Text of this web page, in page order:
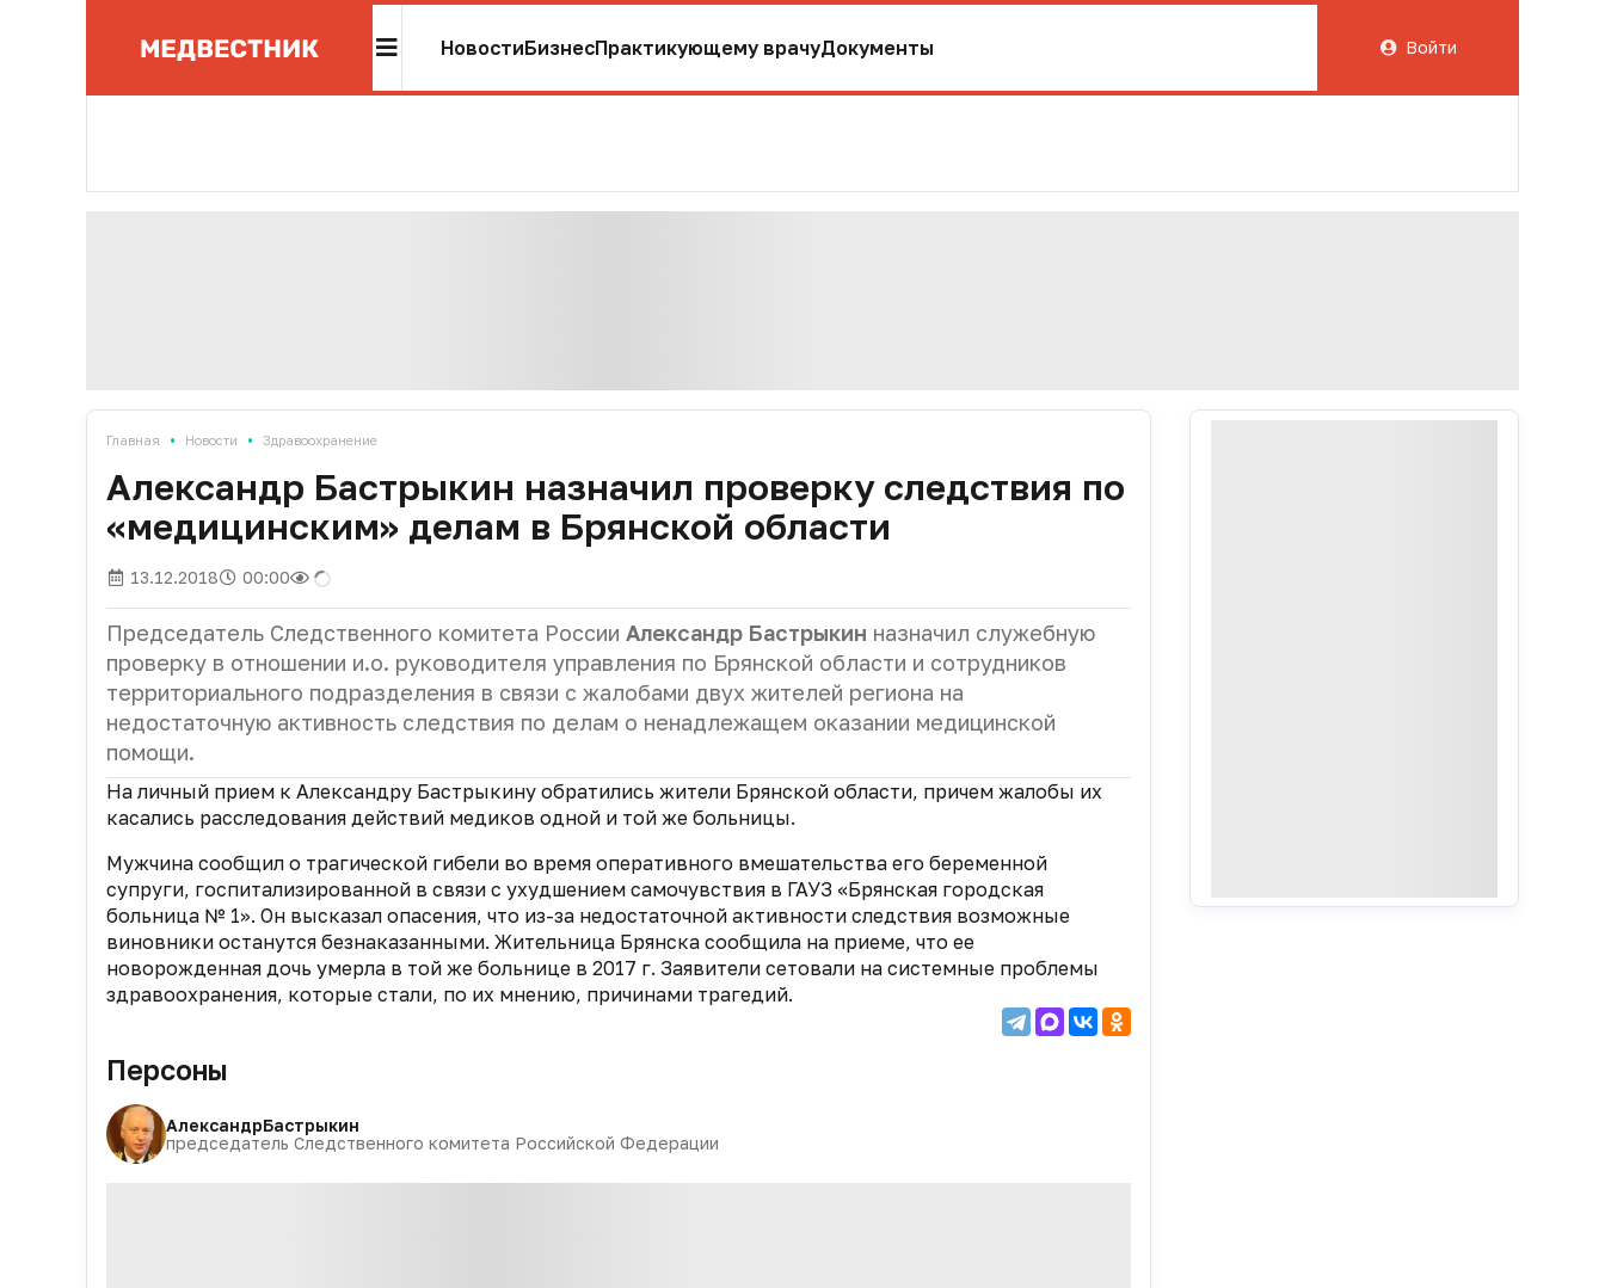
НовостиБизнесПрактикующему врачуДокументы Войти
Главная • Новости • Здравоохранение
Александр Бастрыкин назначил проверку следствия по
«медицинским» делам в Брянской области
13.12.2018 00:00
Председатель Следственного комитета России Александр Бастрыкин назначил служебную
проверку в отношении и.о. руководителя управления по Брянской области и сотрудников
территориального подразделения в связи с жалобами двух жителей региона на
недостаточную активность следствия по делам о ненадлежащем оказании медицинской
помощи.
На личный прием к Александру Бастрыкину обратились жители Брянской области, причем жалобы их
касались расследования действий медиков одной и той же больницы.
Мужчина сообщил о трагической гибели во время оперативного вмешательства его беременной
супруги, госпитализированной в связи с ухудшением самочувствия в ГАУЗ «Брянская городская
больница № 1». Он высказал опасения, что из-за недостаточной активности следствия возможные
виновники останутся безнаказанными. Жительница Брянска сообщила на приеме, что ее
новорожденная дочь умерла в той же больнице в 2017 г. Заявители сетовали на системные проблемы
здравоохранения, которые стали, по их мнению, причинами трагедий.
Персоны
АлександрБастрыкин
председатель Следственного комитета Российской Федерации